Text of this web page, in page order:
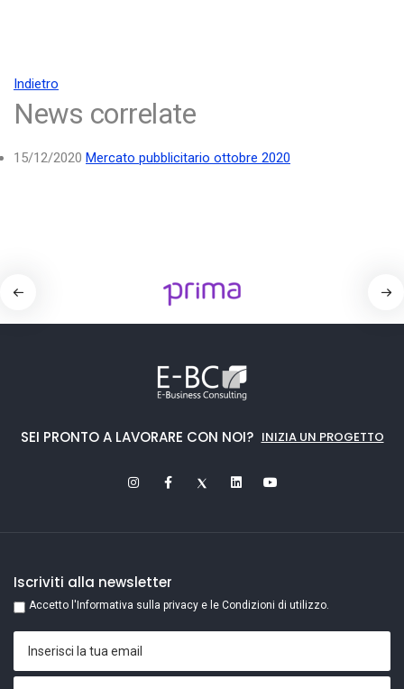
Indietro
News correlate
15/12/2020 Mercato pubblicitario ottobre 2020
SEI PRONTO A LAVORARE CON NOI? INIZIA UN PROGETTO
Iscriviti alla newsletter
Accetto l'Informativa sulla privacy e le Condizioni di utilizzo.